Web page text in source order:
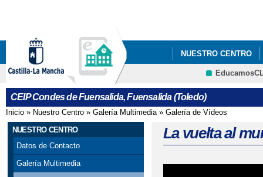
NUESTRO CENTRO
PROYECTO
INSTAGRAM DEL
CEIP Condes de Fuensalida, Fuensalida (Toledo)
Se encuentra usted aquí
Inicio » Nuestro Centro » Galería Multimedia» Galería de Vídeos
NUESTRO CENTRO
Datos de Contacto
Galería Multimedia
La vuelta al